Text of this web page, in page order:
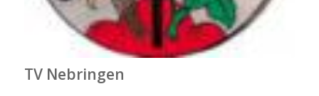
TV Nebringen